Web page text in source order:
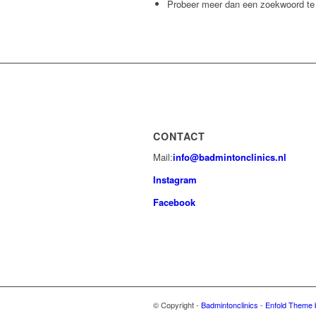
Probeer meer dan een zoekwoord
CONTACT
Mail:info@badmintonclinics.nl
Instagram
Facebook
© Copyright - Badmintonclinics - Enfold Theme